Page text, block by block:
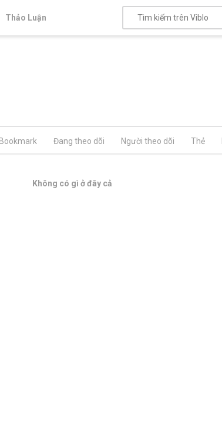
Thảo Luận
Bookmark Đang theo dõi Người theo dõi Thẻ
Không có gì ở đây cả